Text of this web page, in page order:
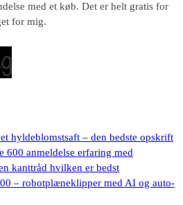
med et køb. Det er helt gratis for
for mig.
hyldeblomstsaft – den bedste opskrift
– robotplæneklipper med AI og auto-